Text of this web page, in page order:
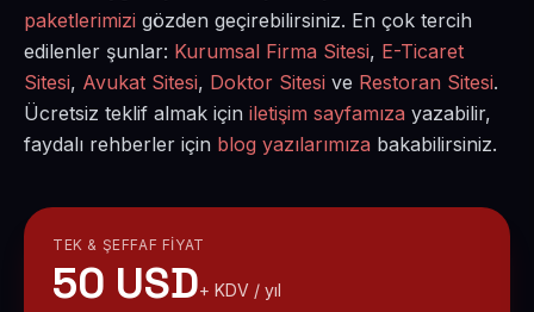
paketlerimizi gözden geçirebilirsiniz. En çok tercih
edilenler şunlar: Kurumsal Firma Sitesi, E-Ticaret
Sitesi, Avukat Sitesi, Doktor Sitesi ve Restoran Sitesi.
Ücretsiz teklif almak için iletişim sayfamıza yazabilir,
faydalı rehberler için blog yazılarımıza bakabilirsiniz.
TEK & ŞEFFAF FIYAT
50 USD+ KDV / yıl